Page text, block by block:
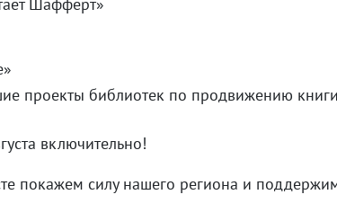
проекты библиотек по продвижению
включительно!
покажем силу нашего региона и